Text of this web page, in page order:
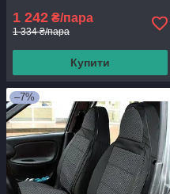
1 242 ₴/пара
1 334 ₴/пара
Купити
–7%